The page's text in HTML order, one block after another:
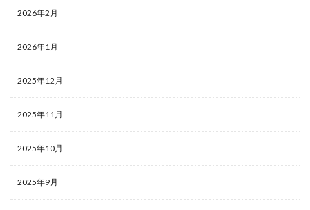
2026年2月
2026年1月
2025年12月
2025年11月
2025年10月
2025年9月